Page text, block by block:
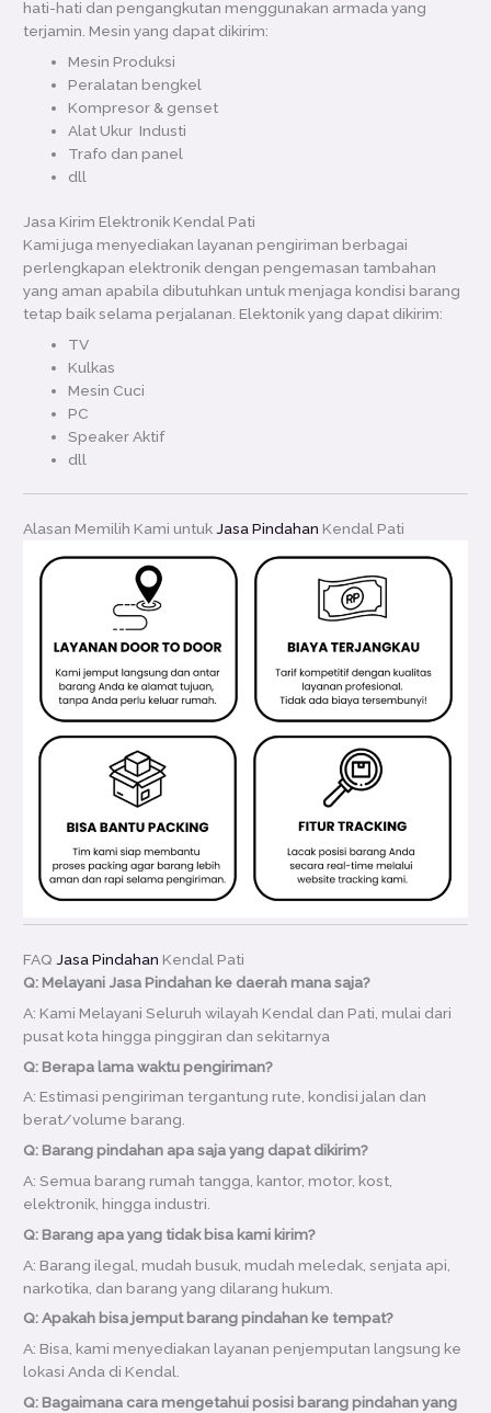
hati-hati dan pengangkutan menggunakan armada yang
terjamin. Mesin yang dapat dikirim:
Mesin Produksi
Peralatan bengkel
Kompresor & genset
Alat Ukur Industi
Trafo dan panel
dll
Jasa Kirim Elektronik Kendal Pati
Kami juga menyediakan layanan pengiriman berbagai
perlengkapan elektronik dengan pengemasan tambahan
yang aman apabila dibutuhkan untuk menjaga kondisi barang
tetap baik selama perjalanan. Elektonik yang dapat dikirim:
TV
Kulkas
Mesin Cuci
PC
Speaker Aktif
dll
Alasan Memilih Kami untuk Jasa Pindahan Kendal Pati
FAQ Jasa Pindahan Kendal Pati
Q: Melayani Jasa Pindahan ke daerah mana saja?
A: Kami Melayani Seluruh wilayah Kendal dan Pati, mulai dari
pusat kota hingga pinggiran dan sekitarnya
Q: Berapa lama waktu pengiriman?
A: Estimasi pengiriman tergantung rute, kondisi jalan dan
berat/volume barang.
Q: Barang pindahan apa saja yang dapat dikirim?
A: Semua barang rumah tangga, kantor, motor, kost,
elektronik, hingga industri.
Q: Barang apa yang tidak bisa kami kirim?
A: Barang ilegal, mudah busuk, mudah meledak, senjata api,
narkotika, dan barang yang dilarang hukum.
Q: Apakah bisa jemput barang pindahan ke tempat?
A: Bisa, kami menyediakan layanan penjemputan langsung ke
lokasi Anda di Kendal.
Q: Bagaimana cara mengetahui posisi barang pindahan yang